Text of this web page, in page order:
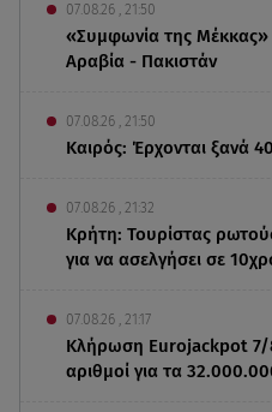
07.08.26 , 21:50
«Συμφωνία της Μέκκας»
Αραβία - Πακιστάν
07.08.26 , 21:50
Καιρός: Έρχονται ξανά
07.08.26 , 21:32
Κρήτη: Τουρίστας
για να ασελγήσει σε
07.08.26 , 21:17
Κλήρωση Eurojackpot 7/
αριθμοί για τα